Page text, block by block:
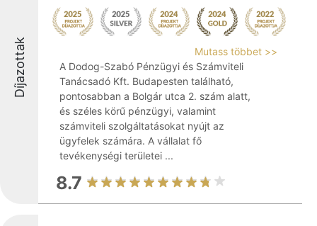
Díjazottak
Mutass többet >>
A Dodog-Szabó Pénzügyi és Számviteli
Tanácsadó Kft. Budapesten található,
pontosabban a Bolgár utca 2. szám alatt,
és széles körű pénzügyi, valamint
számviteli szolgáltatásokat nyújt az
ügyfelek számára. A vállalat fő
tevékenységi területei ...
8.7